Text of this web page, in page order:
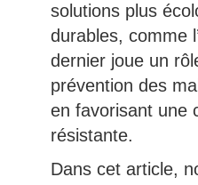
solutions plus
durables, comme
dernier joue un
prévention des
en favorisant une
résistante.
Dans cet article,